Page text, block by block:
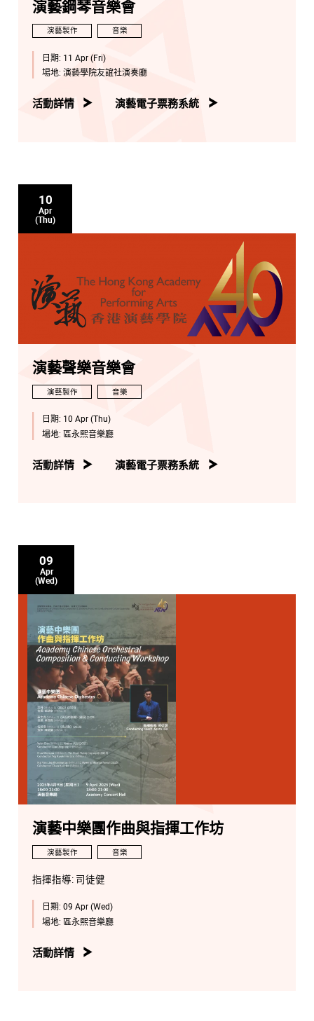
演藝鋼琴音樂會
演藝製作 音樂
日期: 11 Apr (Fri)
場地: 演藝學院友誼社演奏廳
活動詳情 演藝電子票務系統
10
Apr
(Thu)
演藝聲樂音樂會
演藝製作 音樂
日期: 10 Apr (Thu)
場地: 區永熙音樂廳
活動詳情 演藝電子票務系統
09
Apr
(Wed)
演藝中樂團作曲與指揮工作坊
演藝製作 音樂
指揮指導: 司徒健
日期: 09 Apr (Wed)
場地: 區永熙音樂廳
活動詳情